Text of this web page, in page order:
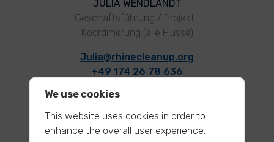
JULIA WENDLANDT
Geschäftsführung / Projekt-
Koordinierung (alle Flüsse)
Julia@rhinecleanup.org
+49 174 26 78 636
We use cookies
This website uses cookies in order to
enhance the overall user experience.